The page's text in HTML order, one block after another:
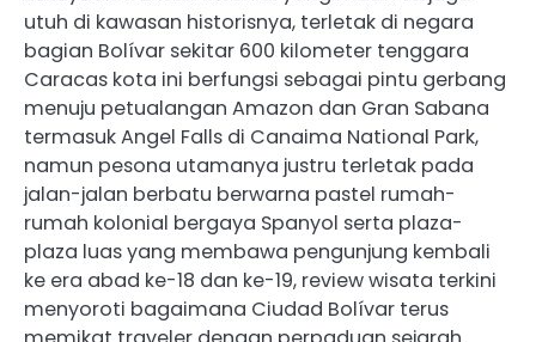
utuh di kawasan historisnya, terletak di negara
bagian Bolívar sekitar 600 kilometer tenggara
Caracas kota ini berfungsi sebagai pintu gerbang
menuju petualangan Amazon dan Gran Sabana
termasuk Angel Falls di Canaima National Park,
namun pesona utamanya justru terletak pada
jalan-jalan berbatu berwarna pastel rumah-
rumah kolonial bergaya Spanyol serta plaza-
plaza luas yang membawa pengunjung kembali
ke era abad ke-18 dan ke-19, review wisata terkini
menyoroti bagaimana Ciudad Bolívar terus